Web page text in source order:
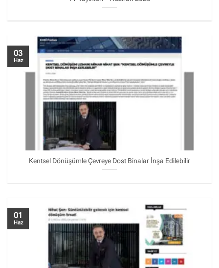
Kentsel Dönüşümle Çevreye Dost Binalar İnşa Edilebilir
03
Haz
01
Haz